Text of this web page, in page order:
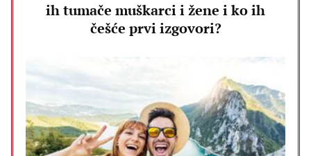
ih tumače muškarci i žene i ko ih
češće prvi izgovori?